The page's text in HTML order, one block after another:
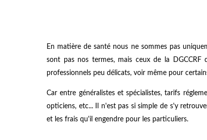
En matière de santé nous ne sommes pas
sont pas nos termes, mais ceux de la
professionnels peu délicats, voir même pour
Car entre généralistes et spécialistes, tarifs
opticiens, etc... Il n'est pas si simple de s'y
et les frais qu'il engendre pour les particuliers.